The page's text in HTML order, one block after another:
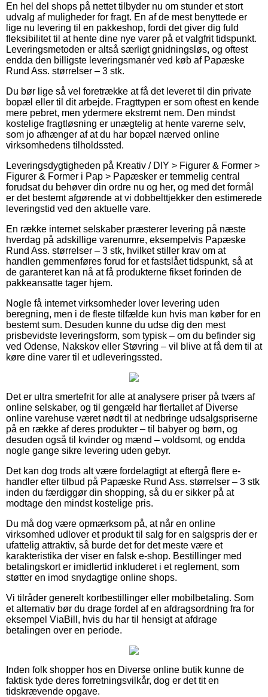
En hel del shops på nettet tilbyder nu om stunder et stort
udvalg af muligheder for fragt. En af de mest benyttede er
lige nu levering til en pakkeshop, fordi det giver dig fuld
fleksibilitet til at hente dine nye varer på et valgfrit tidspunkt.
Leveringsmetoden er altså særligt gnidningsløs, og oftest
endda den billigste leveringsmanér ved køb af Papæske
Rund Ass. størrelser – 3 stk.
Du bør lige så vel foretrække at få det leveret til din private
bopæl eller til dit arbejde. Fragttypen er som oftest en kende
mere pebret, men ydermere ekstremt nem. Den mindst
kostelige fragtløsning er unægtelig at hente varerne selv,
som jo afhænger af at du har bopæl nærved online
virksomhedens tilholdssted.
Leveringsdygtigheden på Kreativ / DIY > Figurer & Former >
Figurer & Former i Pap > Papæsker er temmelig central
forudsat du behøver din ordre nu og her, og med det formål
er det bestemt afgørende at vi dobbelttjekker den estimerede
leveringstid ved den aktuelle vare.
En række internet selskaber præsterer levering på næste
hverdag på adskillige varenumre, eksempelvis Papæske
Rund Ass. størrelser – 3 stk, hvilket stiller krav om at
handlen gemmenføres forud for et fastslået tidspunkt, så at
de garanteret kan nå at få produkterne fikset forinden de
pakkeansatte tager hjem.
Nogle få internet virksomheder lover levering uden
beregning, men i de fleste tilfælde kun hvis man køber for en
bestemt sum. Desuden kunne du udse dig den mest
prisbevidste leveringsform, som typisk – om du befinder sig
ved Odense, Nakskov eller Støvring – vil blive at få dem til at
køre dine varer til et udleveringssted.
Det er ultra smertefrit for alle at analysere priser på tværs af
online selskaber, og til gengæld har flertallet af Diverse
online varehuse været nødt til at nedbringe udsalgspriserne
på en række af deres produkter – til babyer og børn, og
desuden også til kvinder og mænd – voldsomt, og endda
nogle gange sikre levering uden gebyr.
Det kan dog trods alt være fordelagtigt at eftergå flere e-
handler efter tilbud på Papæske Rund Ass. størrelser – 3 stk
inden du færdiggør din shopping, så du er sikker på at
modtage den mindst kostelige pris.
Du må dog være opmærksom på, at når en online
virksomhed udlover et produkt til salg for en salgspris der er
ufattelig attraktiv, så burde det for det meste være et
karakteristika der viser en falsk e-shop. Bestillinger med
betalingskort er imidlertid inkluderet i et reglement, som
støtter en imod snydagtige online shops.
Vi tilråder generelt kortbestillinger eller mobilbetaling. Som
et alternativ bør du drage fordel af en afdragsordning fra for
eksempel ViaBill, hvis du har til hensigt at afdrage
betalingen over en periode.
Inden folk shopper hos en Diverse online butik kunne de
faktisk tyde deres forretningsvilkår, dog er det tit en
tidskrævende opgave.